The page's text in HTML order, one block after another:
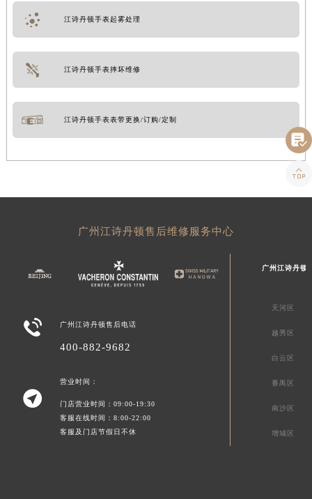
江诗丹顿手表起雾处理
江诗丹顿手表摔坏维修
江诗丹顿手表表带更换/订购/定制
广州江诗丹顿售后维修服务中心
 广州江诗丹顿售后电话
400-882-9682

营业时间：
门店营业时间：09:00-19:30
客服在线时间：8:00-22:00
客服及门店节假日不休
广州江诗丹顿
天河区
越秀区
白云区
番禺区
南沙区
增城区

